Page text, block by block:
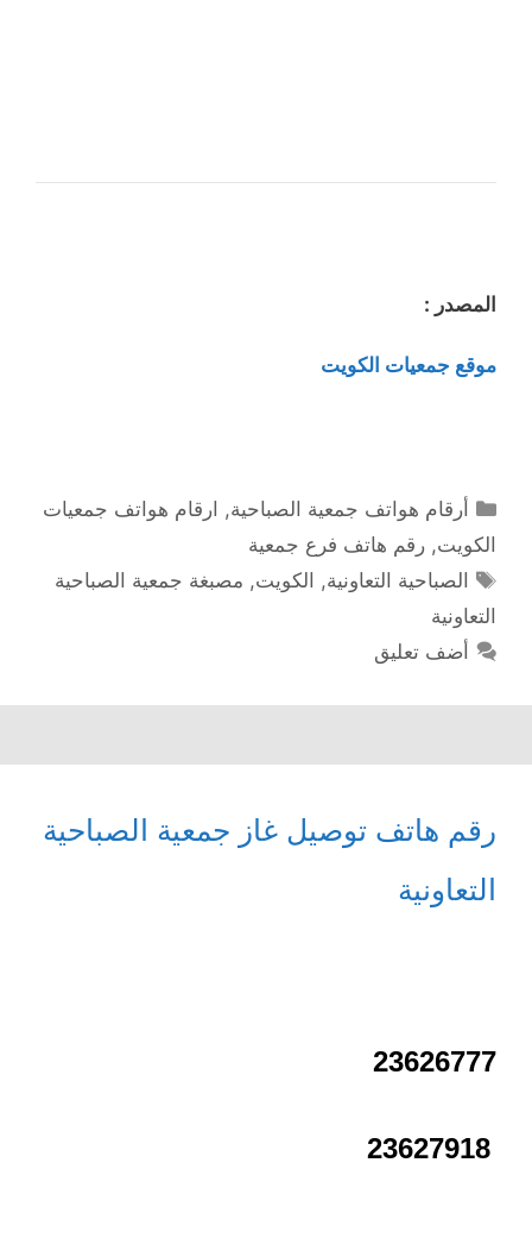
المصدر :
موقع جمعيات الكويت
التصنيفات
أرقام هواتف جمعية الصباحية, ارقام هواتف جمعيات
الكويت, رقم هاتف فرع جمعية
الوسوم
الصباحية التعاونية, الكويت, مصبغة جمعية الصباحية
التعاونية
أضف تعليق
رقم هاتف توصيل غاز جمعية الصباحية
التعاونية
23626777
23627918